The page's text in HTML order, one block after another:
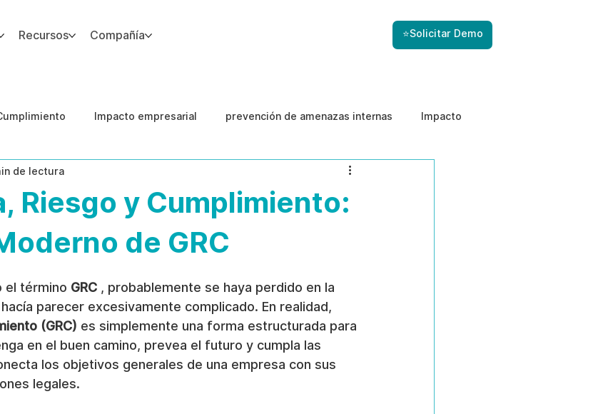
Recursos Compañía ⭐Solicitar Demo
Impacto empresarial prevención de amenazas internas Impacto
del Capital Humano
Riesgo y Cumplimiento:
de GRC
de lectura
el término GRC , probablemente se haya perdido en la
parecer excesivamente complicado. En realidad,
(GRC) es simplemente una forma estructurada para
en el buen camino, prevea el futuro y cumpla las
los objetivos generales de una empresa con sus
legales.